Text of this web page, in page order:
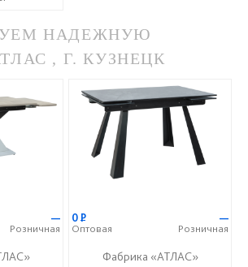
НАДЕЖНУЮ
, Г. КУЗНЕЦК
—
Розничная
0Р
Оптовая
—
Розничная
Фабрика «АТЛАС»